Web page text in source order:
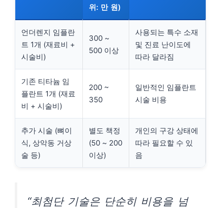
위: 만 원)
언더렌지 임플란
트 1개 (재료비 +
시술비)
300 ~
500 이상
사용되는 특수 소재
및 진료 난이도에
따라 달라짐
기존 티타늄 임
플란트 1개 (재료
비 + 시술비)
200 ~
350
일반적인 임플란트
시술 비용
추가 시술 (뼈이
식, 상악동 거상
술 등)
별도 책정
(50 ~ 200
이상)
개인의 구강 상태에
따라 필요할 수 있
음
“최첨단 기술은 단순히 비용을 넘